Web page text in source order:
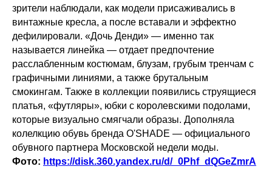
зрители наблюдали, как модели присаживались в
винтажные кресла, а после вставали и эффектно
дефилировали. «Дочь Денди» — именно так
называется линейка — отдает предпочтение
расслабленным костюмам, блузам, грубым тренчам с
графичными линиями, а также брутальным
смокингам. Также в коллекции появились струящиеся
платья, «футляры», юбки с королевскими подолами,
которые визуально смягчали образы. Дополняла
колелкцию обувь бренда O'SHADE — официального
обувного партнера Московской недели моды.
Фото: https://disk.360.yandex.ru/d/_0Phf_dQGeZmrA